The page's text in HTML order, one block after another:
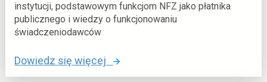
instytucji, podstawowym funkcjom NFZ jako płatnika
publicznego i wiedzy o funkcjonowaniu
świadczeniodawców
Dowiedz się więcej
o
: